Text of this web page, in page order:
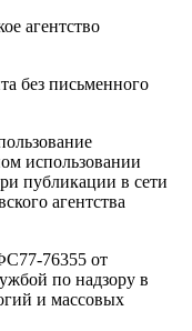
агентство
без письменного
использовании
публикации в сети
агентства
76355 от
по надзору в
и массовых